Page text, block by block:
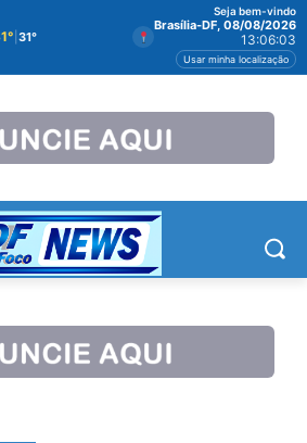
31°
Seja bem-vindo
Brasília-DF, 08/08/2026
13:06:03
Usar minha localização